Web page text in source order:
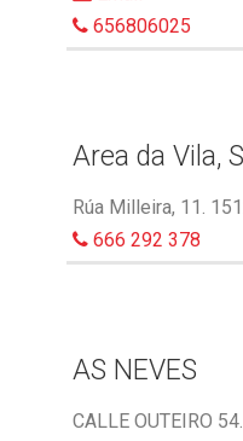
656806025
Area da Vila,
Rúa Milleira, 11.
666 292 378
AS NEVES
CALLE OUTEIRO